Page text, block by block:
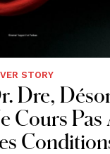
STORY
Dre,
Cours Pas